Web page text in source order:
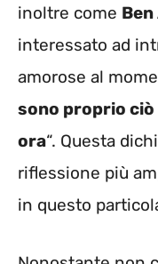
inoltre come
interessato ad
amorose al
sono proprio ciò
ora“. Questa
riflessione più
in questo